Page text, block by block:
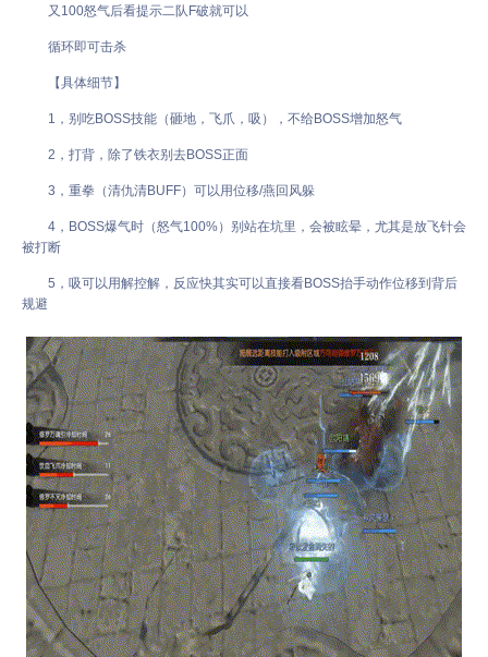
又100怒气后看提示二队F破就可以
循环即可击杀
【具体细节】
1，别吃BOSS技能（砸地，飞爪，吸），不给BOSS增加怒气
2，打背，除了铁衣别去BOSS正面
3，重拳（清仇清BUFF）可以用位移/燕回风躲
4，BOSS爆气时（怒气100%）别站在坑里，会被眩晕，尤其是放飞针会
被打断
5，吸可以用解控解，反应快其实可以直接看BOSS抬手动作位移到背后
规避